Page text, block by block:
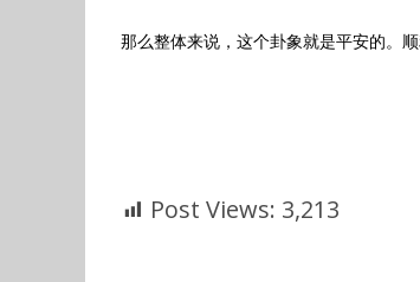
那么整体来说，这个卦象就是平安的。
Post Views: 3,213